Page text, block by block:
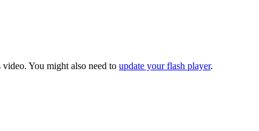
video. You might also need toupdate your flash player.